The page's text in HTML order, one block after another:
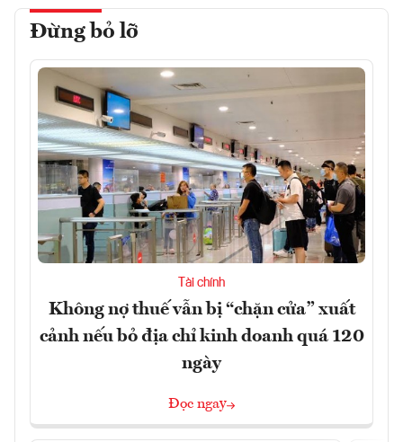
Đừng bỏ lỡ
Tài chính
Không nợ thuế vẫn bị “chặn cửa” xuất
cảnh nếu bỏ địa chỉ kinh doanh quá 120
ngày
Đọc ngay